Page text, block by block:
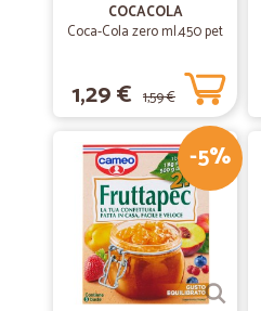
COCACOLA
Coca-Cola zero ml.450 pet
1,29 € 1,59 €
-5%